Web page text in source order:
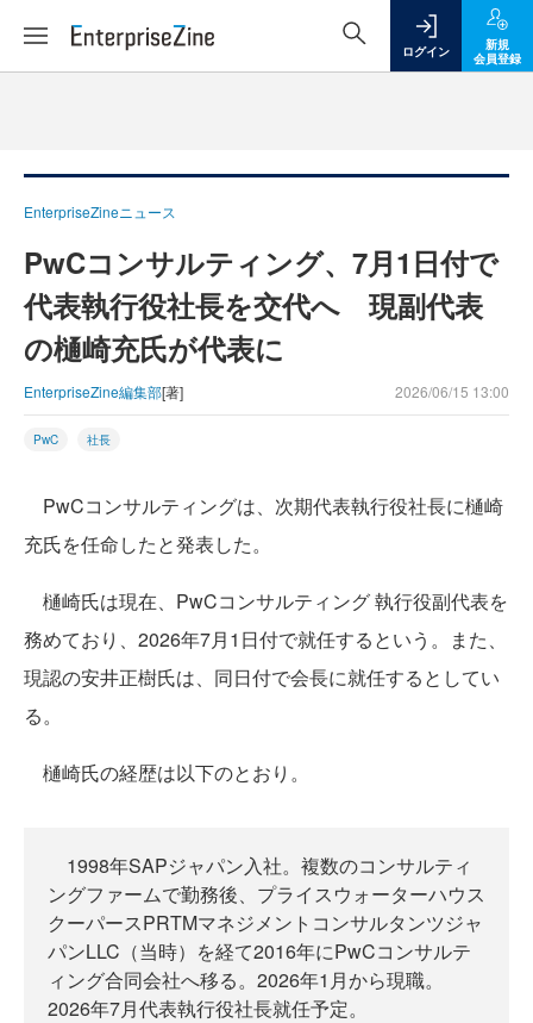
ログイン
新規
会員登録
EnterpriseZineニュース
PwCコンサルティング、7月1日付で
代表執行役社長を交代へ 現副代表
の樋崎充氏が代表に
EnterpriseZine編集部[著] 2026/06/15 13:00
PwC 社長
PwCコンサルティングは、次期代表執行役社長に樋崎
充氏を任命したと発表した。
樋崎氏は現在、PwCコンサルティング 執行役副代表を
務めており、2026年7月1日付で就任するという。また、
現認の安井正樹氏は、同日付で会長に就任するとしてい
る。
樋崎氏の経歴は以下のとおり。
1998年SAPジャパン入社。複数のコンサルティ
ングファームで勤務後、プライスウォーターハウス
クーパースPRTMマネジメントコンサルタンツジャ
パンLLC（当時）を経て2016年にPwCコンサルテ
ィング合同会社へ移る。2026年1月から現職。
2026年7月代表執行役社長就任予定。